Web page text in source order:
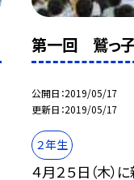
第一回 鷲っ
公開日 2019/05/17
更新日 2019/05/17
２年生
４月２５日（木）